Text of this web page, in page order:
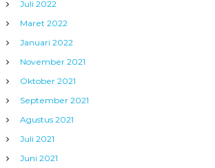
Juli 2022
Maret 2022
Januari 2022
November 2021
Oktober 2021
September 2021
Agustus 2021
Juli 2021
Juni 2021